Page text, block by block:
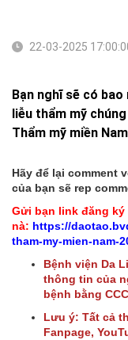
22-03-2025
Bạn nghĩ sẽ có
liễu thẩm mỹ
Thẩm mỹ miền
Hãy để lại comment
của bạn sẽ rep
Gửi bạn link đăng
nà: https://
tham-my-mien-nam-
Bệnh viện Da
thông tin của
bệnh bằng
Lưu ý: Tất cả
Fanpage,